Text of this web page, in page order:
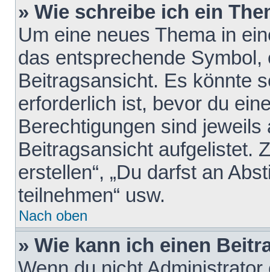
» Wie schreibe ich ein
Um eine neues Thema in
das entsprechende
Beitragsansicht. Es könnte
erforderlich ist, bevor du
Berechtigungen sind
Beitragsansicht aufgelistet.
erstellen“, „Du darfst an
teilnehmen“ usw.
Nach oben
» Wie kann ich einen